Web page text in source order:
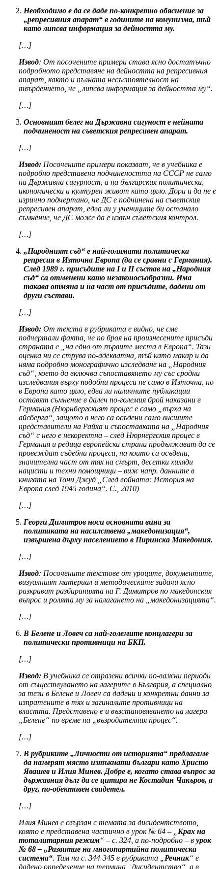
Необходимо е да се даде по-конкретно обяснение за
„репресивния апарат“ в годините на комунизма, тъй
като липсва информация за дейността му.
[…]
Извод: От посочените примери става ясно достатъчно
подробното представяне на дейността на репресивния
апарат, както и пълната несъстоятелност на
твърдението, че „липсва информация за дейността му“.
[…]
Основният белег на Държавна сигуност е нейната
подчиненост на съветския репресивен апарат.
[…]
Извод: Посочените примери показват, че в учебника е
подробно представена подчинеността на СССР не само
на Държавна сигурност, а на българския политически,
икономически и културен живот като цяло. Дори и да не е
изрично подчертано, че ДС е подчинена на съветския
репресивен апарат, едва ли у учениците би останало
съмнение, че ДС може да е извън съветския контрол.
[…]
„Народният съд“ е най-голямата политическа
репресия в Източна Европа (да се сравни с Германия).
След 1989 г. присъдите на I и II състав на „Народния
съд“ са отменени като незаконосъобразни. Има
такава отмяна и на част от присъдите, дадени от
други състави.
[…]
Извод: От текста в рубриката е видно, че сме
подчертали факта, че по броя на произнесените присъди
страната е „на едно от първите места в Европа“. Тази
оценка ни се струва по-адекватна, тъй като макар и да
няма подробно монографично изследване на „Народния
съд“, което да включва съпоставянето му със сродни
изследвания върху подобни процеси не само в Източна, но
в Европа като цяло, едва ли наличните публикации
оставят съмнение в далеч по-големия брой наказани в
Германия (Нюрнбергският процес е само „върха на
айсберга“, защото в него са осъдени само висшите
представители на Райха и съпоставката на „Народния
съд“ с него е некоректна – след Нюрнергския процес в
Германия и редица европейски страни продължават да се
провеждат съдебни процеси, на които са осъдени,
значителна част от тях на смърт, десетки хиляди
нацисти и техни помощници – виж напр. данните в
книгата на Тони Джуд „След войната: История на
Европа след 1945 година“. С., 2010)
[…]
Георги Димитров носи основната вина за
политиката на насилствена „македонизация“,
извършена дърху населението в Пиринска Македония.
[…]
Извод: Посочените текстове от уроците, документите,
визуалният материал и методическите задачи ясно
разкриват разбиранията на Г. Димитров по македонския
въпрос и ролята му за налагането на „македонизацията“.
[…]
В Белене и Ловеч са най-големите концлагери за
политически противници на БКП.
[…]
Извод: В учебника се отразени всички по-важни периоди
от съществуването на лагерите в България, а специално
за тези в Белене и Ловеч са дадени и конкретни данни за
изпратените в тях и загиналите противници на
властта. Представено е и възстановяването на лагера
„Белене“ по време на „възродителния процес“.
[…]
В рубриките „Личности от историята“ предлагаме
да намерят място изтъкнати българи като Христо
Явашев и Илия Минев. Добре е, когато става въпрос за
държавния дълг да се цитира не Костадин Чакъров, а
друг, по-обективен свидетел.
[…]
Илия Минев е свързан с темата за дисидентството,
която е представена частично в урок № 64 – „ Крах на
тоталитарния режим“ – с. 324, а по-подробно – в урок
№ 68 – „Развитие на многопартийна политическа
система“. Там на с. 344-345 в рубриката „ Речник“ е
дадено определение на термина „дисидентство“, а в